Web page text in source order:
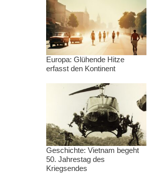
Europa: Glühende Hitze
erfasst den Kontinent
Geschichte: Vietnam begeht
50. Jahrestag des
Kriegsendes